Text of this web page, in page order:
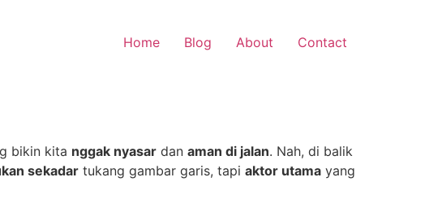
Home Blog About Contact
bikin kita nggak nyasar dan aman di jalan. Nah, di balik
sekadar tukang gambar garis, tapi aktor utama yang